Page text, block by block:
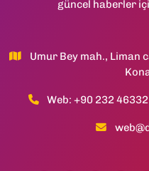
güncel haberler
Umur Bey mah., Liman
Web: +90 232